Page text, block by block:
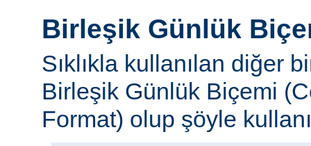
Birleşik Günlük
Sıklıkla kullanılan diğer
Birleşik Günlük Biçemi
Format) olup şöyle